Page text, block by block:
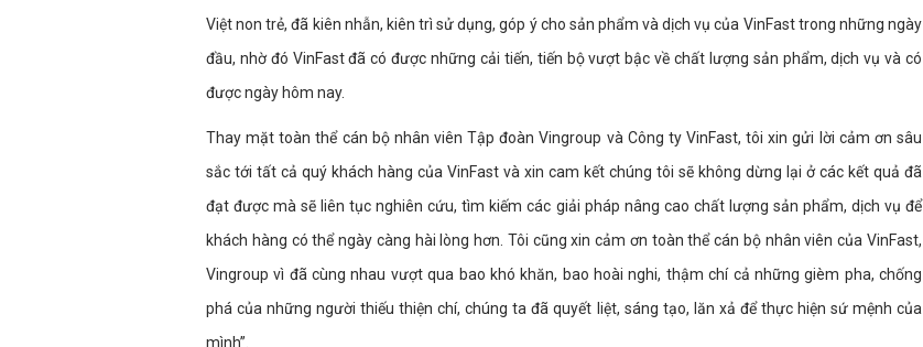
Việt non trẻ, đã kiên nhẫn, kiên trì sử dụng, góp ý cho sản phẩm và dịch vụ của VinFast trong những ngày
đầu, nhờ đó VinFast đã có được những cải tiến, tiến bộ vượt bậc về chất lượng sản phẩm, dịch vụ và có
được ngày hôm nay.
Thay mặt toàn thể cán bộ nhân viên Tập đoàn Vingroup và Công ty VinFast, tôi xin gửi lời cảm ơn sâu
sắc tới tất cả quý khách hàng của VinFast và xin cam kết chúng tôi sẽ không dừng lại ở các kết quả đã
đạt được mà sẽ liên tục nghiên cứu, tìm kiếm các giải pháp nâng cao chất lượng sản phẩm, dịch vụ để
khách hàng có thể ngày càng hài lòng hơn. Tôi cũng xin cảm ơn toàn thể cán bộ nhân viên của VinFast,
Vingroup vì đã cùng nhau vượt qua bao khó khăn, bao hoài nghi, thậm chí cả những gièm pha, chống
phá của những người thiếu thiện chí, chúng ta đã quyết liệt, sáng tạo, lăn xả để thực hiện sứ mệnh của
mình”.